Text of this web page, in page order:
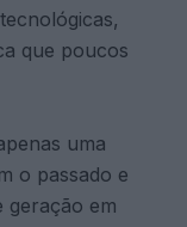
que poucos
uma
o passado e
geração em